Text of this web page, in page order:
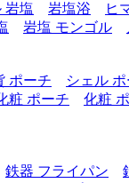
岩塩 岩塩浴 ヒ
岩塩 モンゴル
ポーチ シェル
粧 ポーチ 化粧
鉄器 フライパン